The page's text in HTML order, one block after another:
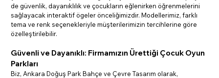
de güvenlik, dayanıklılık ve çocukların eğlenirken öğrenmelerini
sağlayacak interaktif ögeler önceliğimizdir. Modellerimiz, farklı
tema ve renk seçenekleriyle müşterilerimizin tercihlerine göre
özelleştirilebilir.
Güvenli ve Dayanıklı: Firmamızın Ürettiği Çocuk Oyun
Parkları
Biz, Ankara Doğuş Park Bahçe ve Çevre Tasarım olarak,